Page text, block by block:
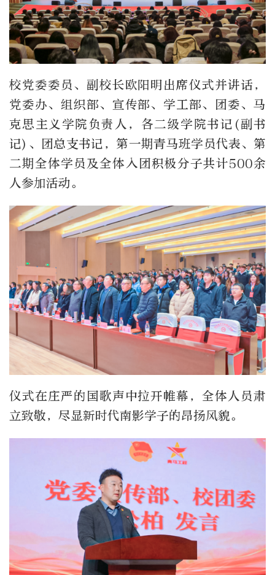
校党委委员、副校长欧阳明出席仪式并讲话，
党委办、组织部、宣传部、学工部、团委、马
克思主义学院负责人，各二级学院书记(副书
记)、团总支书记，第一期青马班学员代表、第
二期全体学员及全体入团积极分子共计500余
人参加活动。
仪式在庄严的国歌声中拉开帷幕，全体人员肃
立致敬，尽显新时代南影学子的昂扬风貌。